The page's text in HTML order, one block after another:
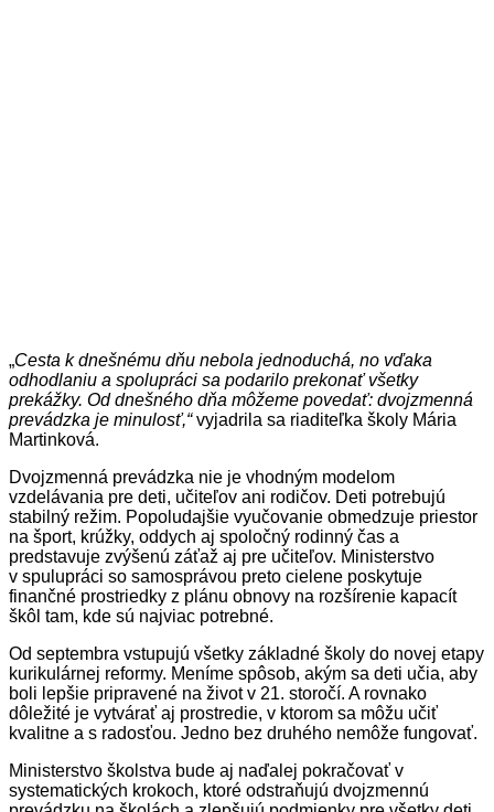
„Cesta k dnešnému dňu nebola jednoduchá, no vďaka
odhodlaniu a spolupráci sa podarilo prekonať všetky
prekážky. Od dnešného dňa môžeme povedať: dvojzmenná
prevádzka je minulosť,“vyjadrila sa riaditeľka školy Mária
Martinková.
Dvojzmenná prevádzka nie je vhodným modelom
vzdelávania pre deti, učiteľov ani rodičov. Deti potrebujú
stabilný režim. Popoludajšie vyučovanie obmedzuje priestor
na šport, krúžky, oddych aj spoločný rodinný čas a
predstavuje zvýšenú záťaž aj pre učiteľov. Ministerstvo
v spulupráci so samosprávou preto cielene poskytuje
finančné prostriedky z plánu obnovy na rozšírenie kapacít
škôl tam, kde sú najviac potrebné.
Od septembra vstupujú všetky základné školy do novej etapy
kurikulárnej reformy. Meníme spôsob, akým sa deti učia, aby
boli lepšie pripravené na život v 21. storočí. A rovnako
dôležité je vytvárať aj prostredie, v ktorom sa môžu učiť
kvalitne a s radosťou. Jedno bez druhého nemôže fungovať.
Ministerstvo školstva bude aj naďalej pokračovať v
systematických krokoch, ktoré odstraňujú dvojzmennú